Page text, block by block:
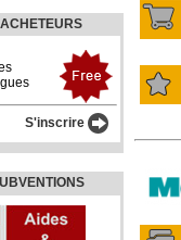
S'inscrire